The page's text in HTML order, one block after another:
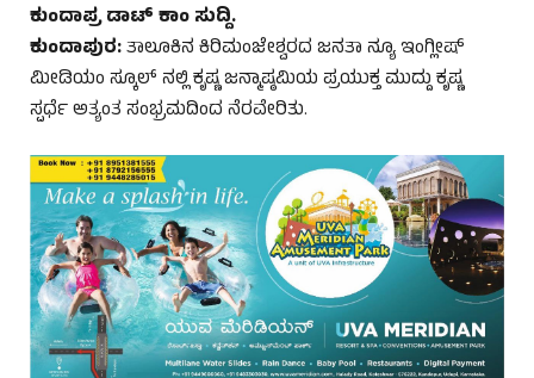
ಕುಂದಾಪ್ರ ಡಾಟ್‌ ಕಾಂ ಸುದ್ದಿ.
ಕುಂದಾಪುರ:ತಾಲೂಕಿನ ಕಿರಿಮಂಜೇಶ್ವರದ ಜನತಾ ನ್ಯೂ ಇಂಗ್ಲೀಷ್
ಮೀಡಿಯಂ ಸ್ಕೂಲ್ ನಲ್ಲಿ ಕೃಷ್ಣ ಜನ್ಮಾಷ್ಠಮಿಯ ಪ್ರಯುಕ್ತ ಮುದ್ದು ಕೃಷ್ಣ
ಸ್ಪರ್ಧೆ ಅತ್ಯಂತ ಸಂಭ್ರಮದಿಂದ ನೆರವೇರಿತು.